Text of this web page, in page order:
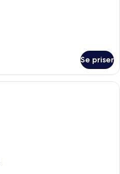
Se priser
Ett hotellrum med två sängar, ett